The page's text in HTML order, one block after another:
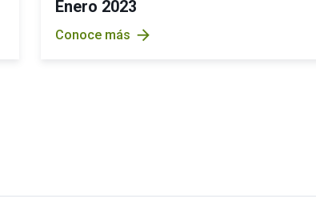
Enero 2023
Conoce más arrow_forward